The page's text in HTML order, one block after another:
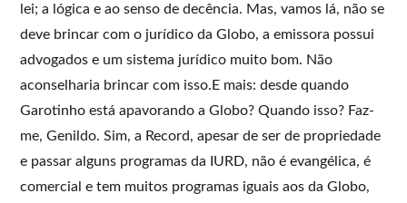
lei; a lógica e ao senso de decência. Mas, vamos lá, não se
deve brincar com o jurídico da Globo, a emissora possui
advogados e um sistema jurídico muito bom. Não
aconselharia brincar com isso.E mais: desde quando
Garotinho está apavorando a Globo? Quando isso? Faz-
me, Genildo. Sim, a Record, apesar de ser de propriedade
e passar alguns programas da IURD, não é evangélica, é
comercial e tem muitos programas iguais aos da Globo,